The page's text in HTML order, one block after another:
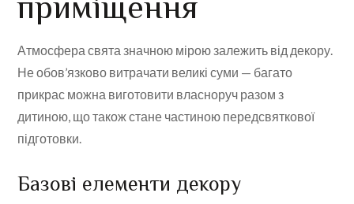
Атмосфера свята значною мірою залежить від декору.
Не обов’язково витрачати великі суми — багато
прикрас можна виготовити власноруч разом з
дитиною, що також стане частиною передсвяткової
підготовки.
Базові елементи декору